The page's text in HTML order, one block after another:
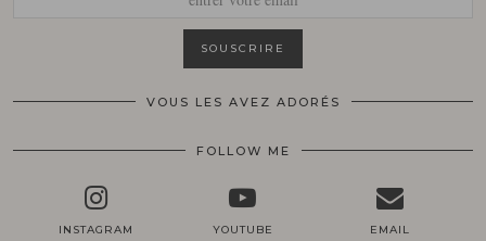
VOUS LES AVEZ ADORÉS
FOLLOW ME
INSTAGRAM YOUTUBE EMAIL